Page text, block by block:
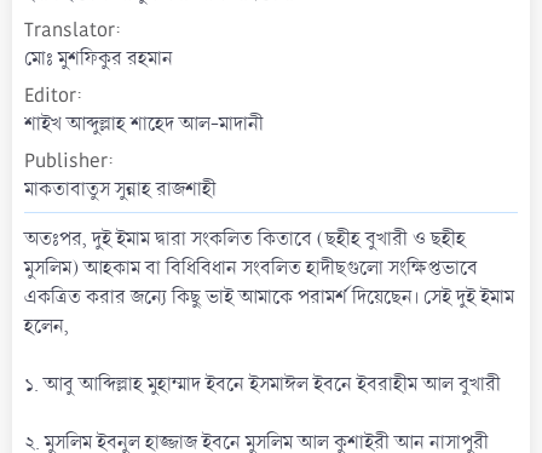
Translator
মোঃ মুশফিকুর রহমান
Editor
শাইখ আব্দুল্লাহ শাহেদ আল-মাদানী
Publisher
মাকতাবাতুস সুন্নাহ রাজশাহী
অতঃপর, দুই ইমাম দ্বারা সংকলিত কিতাবে (ছহীহ বুখারী ও ছহীহ
মুসলিম) আহকাম বা বিধিবিধান সংবলিত হাদীছগুলো সংক্ষিপ্তভাবে
একত্রিত করার জন্যে কিছু ভাই আমাকে পরামর্শ দিয়েছেন। সেই দুই ইমাম
হলেন,
১. আবু আব্দিল্লাহ মুহাম্মাদ ইবনে ইসমাঈল ইবনে ইবরাহীম আল বুখারী
২. মুসলিম ইবনুল হাজ্জাজ ইবনে মুসলিম আল কুশাইরী আন নাসাপুরী